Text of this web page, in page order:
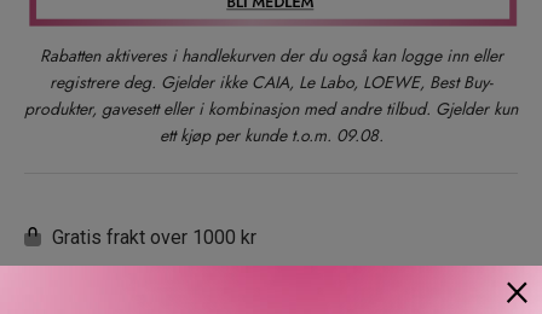
Rabatten aktiveres i handlekurven der du også kan logge inn eller
registrere deg. Gjelder ikke CAIA, Le Labo, LOEWE, Best Buy-
produkter, gavesett eller i kombinasjon med andre tilbud. Gjelder kun
ett kjøp per kunde t.o.m. 09.08.
Gratis frakt over 1000 kr
×